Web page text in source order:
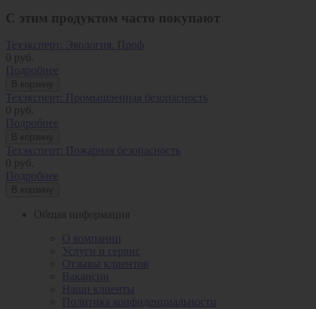
С этим продуктом часто покупают
Техэксперт: Экология. Проф
0 руб.
Подробнее
Техэксперт: Промышленная безопасность
0 руб.
Подробнее
Техэксперт: Пожарная безопасность
0 руб.
Подробнее
Общая информация
О компании
Услуги и сервис
Отзывы клиентов
Вакансии
Наши клиенты
Политика конфиденциальности